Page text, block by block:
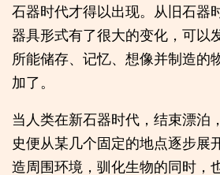
石器时代才得以出现。从旧石器
器具形式有了很大的变化，可以
所能储存、记忆、想像并制造的
加了。
当人类在新石器时代，结束漂泊
史便从某几个固定的地点逐步展开
造周围环境，驯化生物的同时，